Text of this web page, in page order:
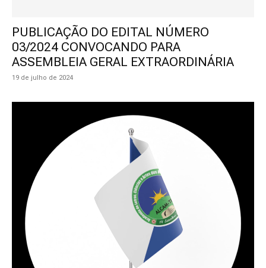
PUBLICAÇÃO DO EDITAL NÚMERO
03/2024 CONVOCANDO PARA
ASSEMBLEIA GERAL EXTRAORDINÁRIA
19 de julho de 2024